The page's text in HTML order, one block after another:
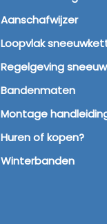
Aanschafwijzer
Loopvlak
Regelgeving
Bandenmaten
Montage
Huren of kopen?
Winterbanden